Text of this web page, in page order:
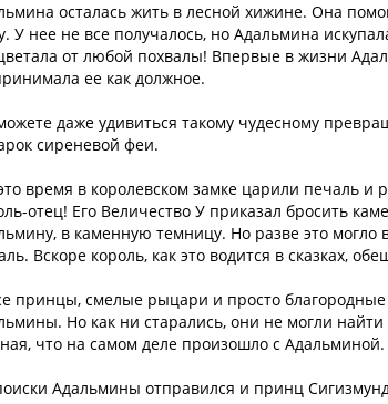
осталась жить в лесной хижине. Она
У нее не все получалось, но Адальмина
от любой похвалы! Впервые в жизни
ее как должное.
даже удивиться такому чудесному
сиреневой феи.
время в королевском замке царили печаль и
отец! Его Величество У приказал бросить
в каменную темницу. Но разве это могло
Вскоре король, как это водится в сказках,
принцы, смелые рыцари и просто
Но как ни старались, они не могли
что на самом деле произошло с Адальминой.
Адальмины отправился и принц